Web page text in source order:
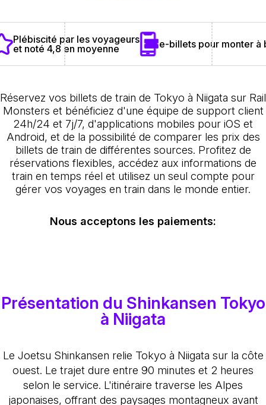
Plébiscité par les voyageurs
et noté 4,8 en moyenne
e-billets pour monter à
Réservez vos billets de train de Tokyo à Niigata sur Rail
Monsters et bénéficiez d'une équipe de support client
24h/24 et 7j/7, d'applications mobiles pour iOS et
Android, et de la possibilité de comparer les prix des
billets de train de différentes sources. Profitez de
réservations flexibles, accédez aux informations de
train en temps réel et utilisez un seul compte pour
gérer vos voyages en train dans le monde entier.
Nous acceptons les paiements:
Présentation du Shinkansen Tokyo
à Niigata
Le Joetsu Shinkansen relie Tokyo à Niigata sur la côte
ouest. Le trajet dure entre 90 minutes et 2 heures
selon le service. L'itinéraire traverse les Alpes
japonaises, offrant des paysages montagneux avant